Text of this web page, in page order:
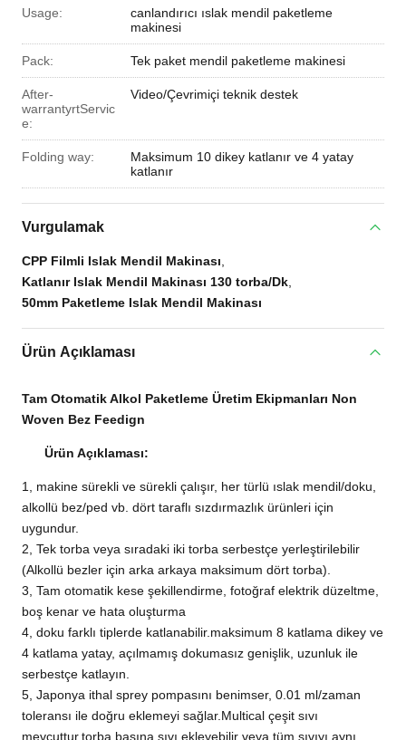
Usage:
canlandırıcı ıslak mendil paketleme
makinesi
Pack: Tek paket mendil paketleme makinesi
After-
warrantyrtServic
e:
Video/Çevrimiçi teknik destek
Folding way:
Maksimum 10 dikey katlanır ve 4 yatay
katlanır
Vurgulamak
CPP Filmli Islak Mendil Makinası
Katlanır Islak Mendil Makinası 130 torba/Dk
50mm Paketleme Islak Mendil Makinası
Ürün Açıklaması
Tam Otomatik Alkol Paketleme Üretim Ekipmanları Non
Woven Bez Feedign
Ürün Açıklaması:
1, makine sürekli ve sürekli çalışır, her türlü ıslak mendil/doku,
alkollü bez/ped vb. dört taraflı sızdırmazlık ürünleri için
uygundur.
2, Tek torba veya sıradaki iki torba serbestçe yerleştirilebilir
(Alkollü bezler için arka arkaya maksimum dört torba).
3, Tam otomatik kese şekillendirme, fotoğraf elektrik düzeltme,
boş kenar ve hata oluşturma
4, doku farklı tiplerde katlanabilir.maksimum 8 katlama dikey ve
4 katlama yatay, açılmamış dokumasız genişlik, uzunluk ile
serbestçe katlayın.
5, Japonya ithal sprey pompasını benimser, 0.01 ml/zaman
toleransı ile doğru eklemeyi sağlar.Multical çeşit sıvı
mevcuttur.torba başına sıvı ekleyebilir veya tüm sıvıyı aynı